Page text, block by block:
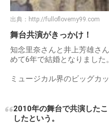
出典： http://fulloflovemy99.com
舞台共演がきっかけ！
知念里奈さんと井上芳雄さ
めて6年で結婚となりました。
ミュージカル界のビッグカ
2010年の舞台で共演した
したという。